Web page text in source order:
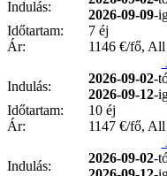
Indulás:
2026-09-09-
Időtartam:
7 éj
Ár:
1146 €/fő, All
Indulás:
2026-09-02-
2026-09-12-
Időtartam:
10 éj
Ár:
1147 €/fő, All
Indulás:
2026-09-02-